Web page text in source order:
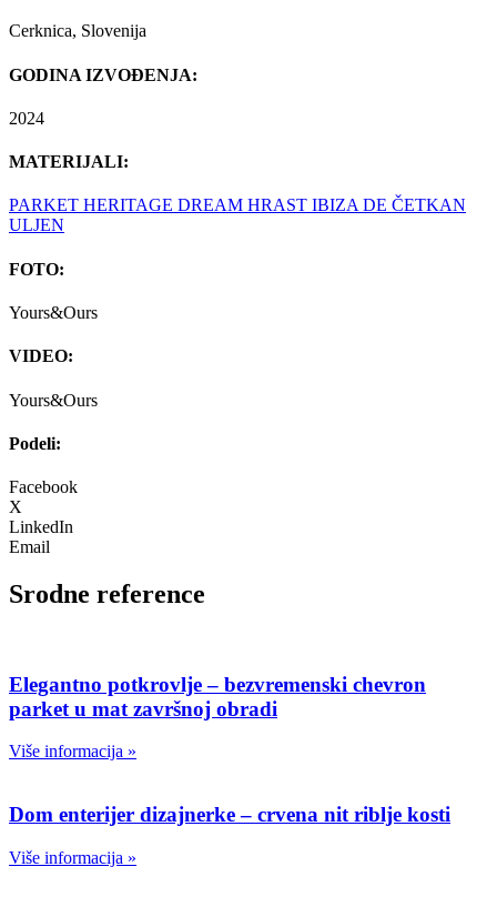
Cerknica, Slovenija
GODINA IZVOĐENJA:
2024
MATERIJALI:
PARKET HERITAGE DREAM HRAST IBIZA DE ČETKAN
ULJEN
FOTO:
Yours&Ours
VIDEO:
Yours&Ours
Podeli:
Facebook
X
LinkedIn
Email
Srodne reference
Elegantno potkrovlje – bezvremenski chevron
parket u mat završnoj obradi
Više informacija »
Dom enterijer dizajnerke – crvena nit riblje kosti
Više informacija »